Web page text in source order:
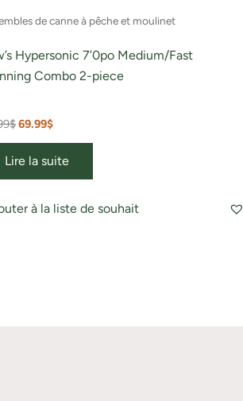
de canne à pêche et moulinet
Hypersonic 7’0po Medium/Fast
Combo 2-piece
$69.99$
Lire la suite
à la liste de souhait